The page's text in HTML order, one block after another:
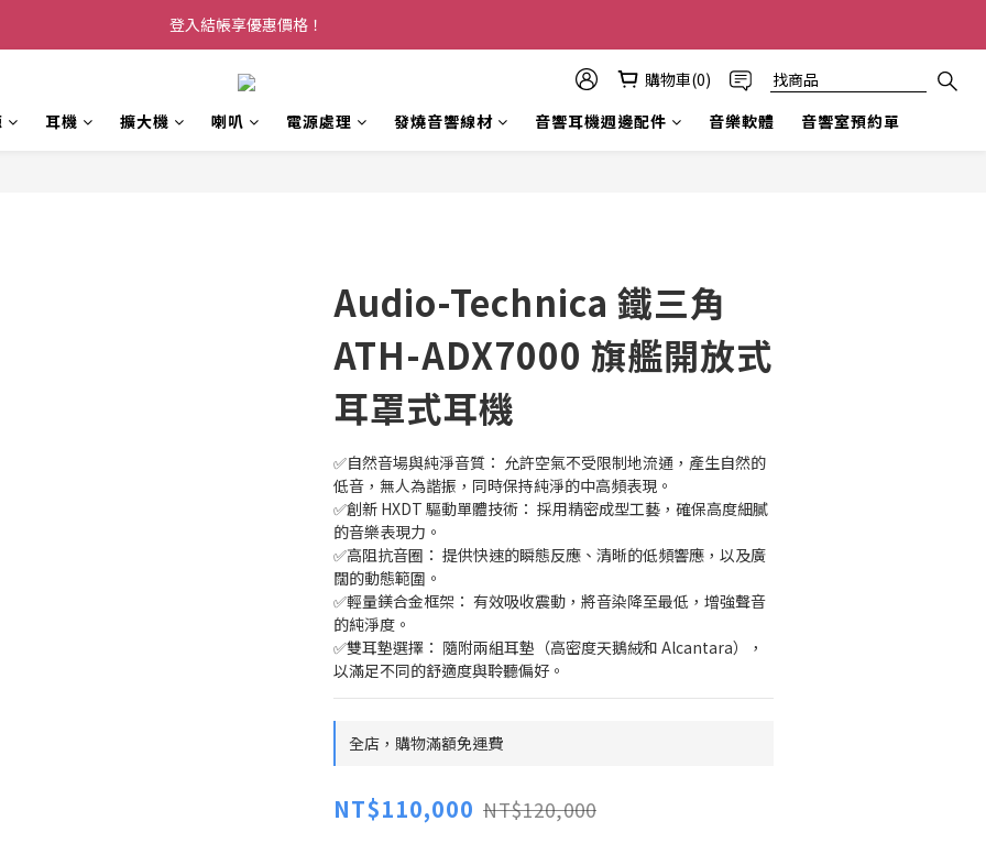
登入結帳享優惠價格！
購物車(0)
耳機 擴大機 喇叭 電源處理 發燒音響線材 音響耳機週邊配件 音樂軟體 音響室預約單
Audio-Technica 鐵三角
ATH-ADX7000 旗艦開放式
耳罩式耳機
✅自然音場與純淨音質： 允許空氣不受限制地流通，產生自然的
低音，無人為諧振，同時保持純淨的中高頻表現。
✅創新 HXDT 驅動單體技術： 採用精密成型工藝，確保高度細膩
的音樂表現力。
✅高阻抗音圈： 提供快速的瞬態反應、清晰的低頻響應，以及廣
闊的動態範圍。
✅輕量鎂合金框架： 有效吸收震動，將音染降至最低，增強聲音
的純淨度。
✅雙耳墊選擇： 隨附兩組耳墊（高密度天鵝絨和 Alcantara），
以滿足不同的舒適度與聆聽偏好。
全店，購物滿額免運費
NT$110,000 NT$120,000